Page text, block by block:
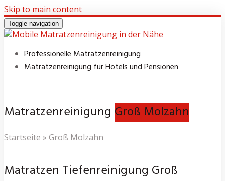
Skip to main content
Toggle navigation
Professionelle Matratzenreinigung
Matratzenreinigung für Hotels und Pensionen
Matratzenreinigung Groß Molzahn
Startseite » Groß Molzahn
Matratzen Tiefenreinigung Groß